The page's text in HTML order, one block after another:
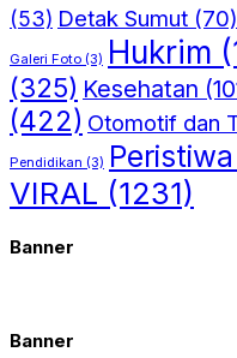
(53) Detak Sumut (70)
Galeri Foto (3) Hukrim
(325) Kesehatan
(422) Otomotif dan
Pendidikan (3) Peristiwa
VIRAL (1231)
Banner
Banner